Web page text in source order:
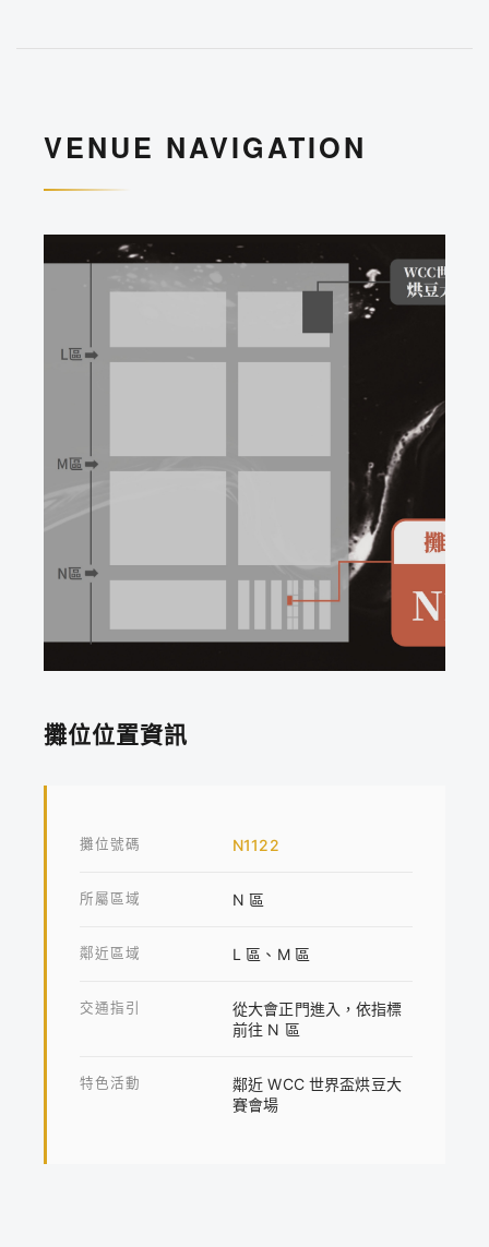
VENUE NAVIGATION
攤位位置資訊
攤位號碼 N1122
所屬區域 N 區
鄰近區域 L 區、M 區
交通指引
從大會正門進入，依指標
前往 N 區
特色活動
鄰近 WCC 世界盃烘豆大
賽會場